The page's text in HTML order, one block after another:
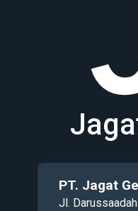
PT. Jagat
Jl.